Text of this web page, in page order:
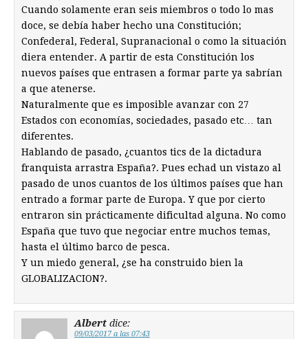
Cuando solamente eran seis miembros o todo lo mas
doce, se debía haber hecho una Constitución;
Confederal, Federal, Supranacional o como la situación
diera entender. A partir de esta Constitución los
nuevos países que entrasen a formar parte ya sabrían
a que atenerse.
Naturalmente que es imposible avanzar con 27
Estados con economías, sociedades, pasado etc… tan
diferentes.
Hablando de pasado, ¿cuantos tics de la dictadura
franquista arrastra España?. Pues echad un vistazo al
pasado de unos cuantos de los últimos países que han
entrado a formar parte de Europa. Y que por cierto
entraron sin prácticamente dificultad alguna. No como
España que tuvo que negociar entre muchos temas,
hasta el último barco de pesca.
Y un miedo general, ¿se ha construido bien la
GLOBALIZACION?.
Albert dice:
09/03/2017 a las 07:43